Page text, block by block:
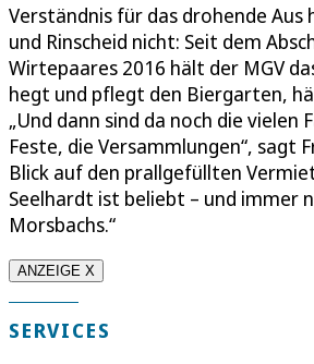
Verständnis für das drohende Aus
und Rinscheid nicht: Seit dem
Wirtepaares 2016 hält der MGV
hegt und pflegt den Biergarten,
„Und dann sind da noch die vielen
Feste, die Versammlungen“, sagt
Blick auf den prallgefüllten
Seelhardt ist beliebt – und immer
Morsbachs.“
ANZEIGE X
SERVICES